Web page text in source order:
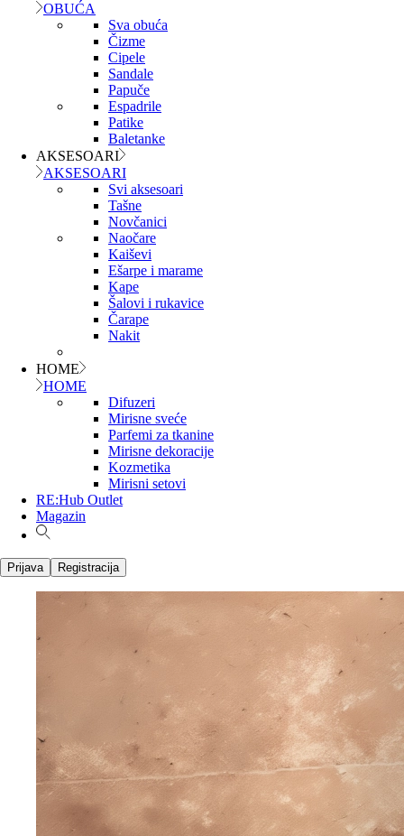
OBUĆA
Sva obuća
Čizme
Cipele
Sandale
Papuče
Espadrile
Patike
Baletanke
AKSESOARI
AKSESOARI
Svi aksesoari
Tašne
Novčanici
Naočare
Kaiševi
Ešarpe i marame
Kape
Šalovi i rukavice
Čarape
Nakit
HOME
HOME
Difuzeri
Mirisne sveće
Parfemi za tkanine
Mirisne dekoracije
Kozmetika
Mirisni setovi
RE:Hub Outlet
Magazin
Prijava Registracija